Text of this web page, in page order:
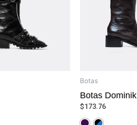
Botas
Botas Dominik
$173.76